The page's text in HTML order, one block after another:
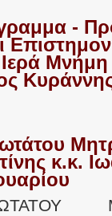
-
Μνήμη
κ.κ.